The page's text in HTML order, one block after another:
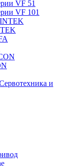
VF 51
VF 101
и